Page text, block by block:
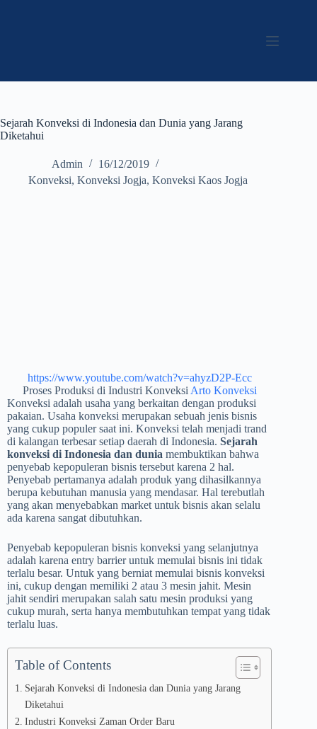
Sejarah Konveksi di Indonesia dan Dunia yang Jarang
Diketahui
Admin
16/12/2019
Konveksi, Konveksi Jogja, Konveksi Kaos Jogja
https://www.youtube.com/watch?v=ahyzD2P-Ecc
Proses Produksi di Industri Konveksi Arto Konveksi
Konveksi adalah usaha yang berkaitan dengan produksi
pakaian. Usaha konveksi merupakan sebuah jenis bisnis
yang cukup populer saat ini. Konveksi telah menjadi trand
di kalangan terbesar setiap daerah di Indonesia. Sejarah
konveksi di Indonesia dan dunia membuktikan bahwa
penyebab kepopuleran bisnis tersebut karena 2 hal.
Penyebab pertamanya adalah produk yang dihasilkannya
berupa kebutuhan manusia yang mendasar. Hal terebutlah
yang akan menyebabkan market untuk bisnis akan selalu
ada karena sangat dibutuhkan.
Penyebab kepopuleran bisnis konveksi yang selanjutnya
adalah karena entry barrier untuk memulai bisnis ini tidak
terlalu besar. Untuk yang berniat memulai bisnis konveksi
ini, cukup dengan memiliki 2 atau 3 mesin jahit. Mesin
jahit sendiri merupakan salah satu mesin produksi yang
cukup murah, serta hanya membutuhkan tempat yang tidak
terlalu luas.
Table of Contents
Sejarah Konveksi di Indonesia dan Dunia yang Jarang
Diketahui
Industri Konveksi Zaman Order Baru